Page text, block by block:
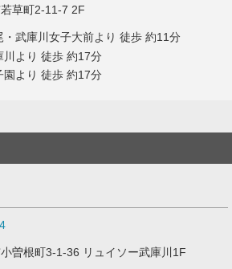
草町2-11-7 2F
・武庫川女子大前より 徒歩 約11分
川より 徒歩 約17分
園より 徒歩 約17分
曽根町3-1-36 リュイソー武庫川1F